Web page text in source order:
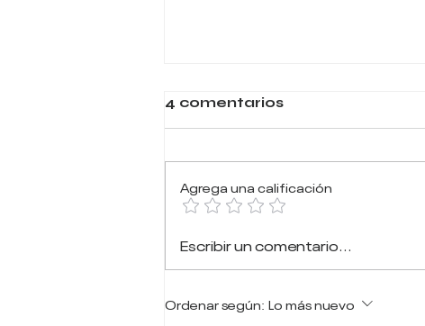
Dios Puede Hacer
4 comentarios
Agrega una calificación
Escribir un comentario...
Ordenar según: Lo más nuevo